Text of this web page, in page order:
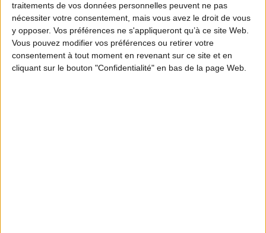
traitements de vos données personnelles peuvent ne pas
nécessiter votre consentement, mais vous avez le droit de vous
y opposer. Vos préférences ne s'appliqueront qu’à ce site Web.
Vous pouvez modifier vos préférences ou retirer votre
consentement à tout moment en revenant sur ce site et en
cliquant sur le bouton "Confidentialité" en bas de la page Web.